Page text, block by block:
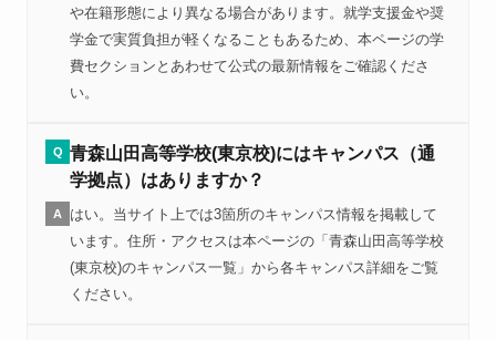
や在籍形態により異なる場合があります。就学支援金や奨
学金で実質負担が軽くなることもあるため、本ページの学
費セクションとあわせて公式の最新情報をご確認くださ
い。
Q 青森山田高等学校(東京校)にはキャンパス（通
学拠点）はありますか？
A
はい。当サイト上では3箇所のキャンパス情報を掲載して
います。住所・アクセスは本ページの「青森山田高等学校
(東京校)のキャンパス一覧」から各キャンパス詳細をご覧
ください。